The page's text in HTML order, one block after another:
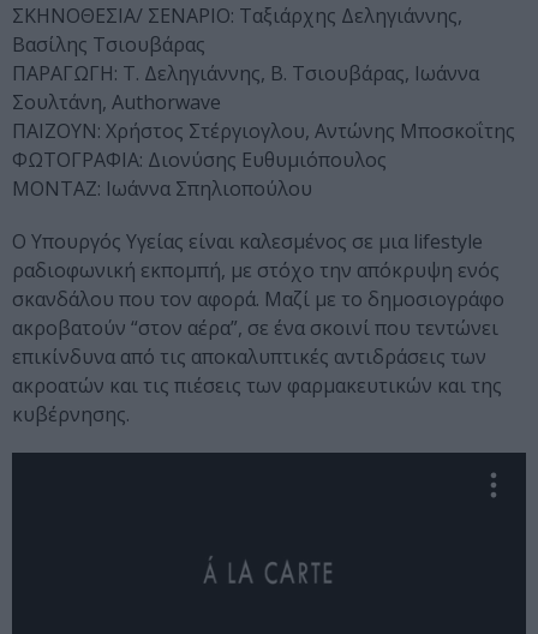
ΣΚΗΝΟΘΕΣΙΑ/ ΣΕΝΑΡΙΟ: Ταξιάρχης Δεληγιάννης,
Βασίλης Τσιουβάρας
ΠΑΡΑΓΩΓΗ: Τ. Δεληγιάννης, Β. Τσιουβάρας, Ιωάννα
Σουλτάνη, Authorwave
ΠΑΙΖΟΥΝ: Χρήστος Στέργιογλου, Αντώνης Μποσκοΐτης
ΦΩΤΟΓΡΑΦΙΑ: Διονύσης Ευθυμιόπουλος
ΜΟΝΤΑΖ: Ιωάννα Σπηλιοπούλου
Ο Υπουργός Υγείας είναι καλεσμένος σε μια lifestyle
ραδιοφωνική εκπομπή, με στόχο την απόκρυψη ενός
σκανδάλου που τον αφορά. Μαζί με το δημοσιογράφο
ακροβατούν “στον αέρα”, σε ένα σκοινί που τεντώνει
επικίνδυνα από τις αποκαλυπτικές αντιδράσεις των
ακροατών και τις πιέσεις των φαρμακευτικών και της
κυβέρνησης.